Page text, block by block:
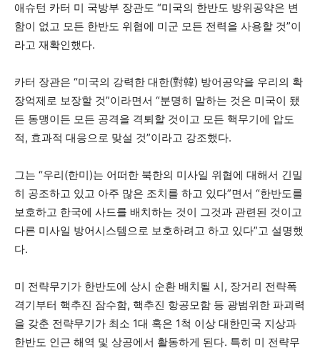
애슈턴 카터 미 국방부 장관도 “미국의 한반도 방위공약은 변
함이 없고 모든 한반도 위협에 미군 모든 전력을 사용할 것”이
라고 재확인했다.
카터 장관은 “미국의 강력한 대한(對韓) 방어공약을 우리의 확
장억제로 보장할 것”이라면서 “분명히 말하는 것은 미국이 됐
든 동맹이든 모든 공격을 격퇴할 것이고 모든 핵무기에 압도
적, 효과적 대응으로 맞설 것”이라고 강조했다.
그는 “우리(한미)는 어떠한 북한의 미사일 위협에 대해서 긴밀
히 공조하고 있고 아주 많은 조치를 하고 있다”면서 “한반도를
보호하고 한국에 사드를 배치하는 것이 그것과 관련된 것이고
다른 미사일 방어시스템으로 보호하려고 하고 있다”고 설명했
다.
미 전략무기가 한반도에 상시 순환 배치될 시, 장거리 전략폭
격기부터 핵추진 잠수함, 핵추진 항공모함 등 광범위한 파괴력
을 갖춘 전략무기가 최소 1대 혹은 1척 이상 대한민국 지상과
한반도 인근 해역 및 상공에서 활동하게 된다. 특히 미 전략무